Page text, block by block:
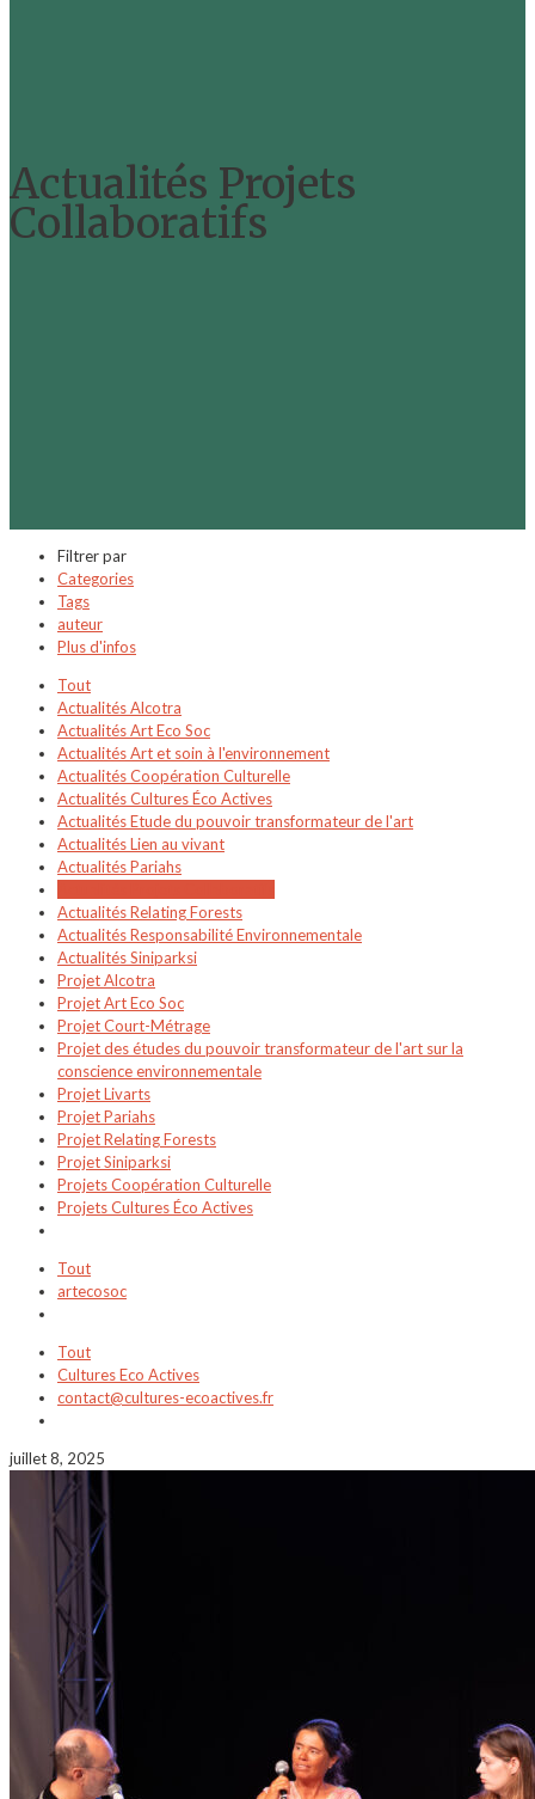
Actualités Projets
Collaboratifs
Filtrer par
Categories
Tags
auteur
Plus d'infos
Tout
Actualités Alcotra
Actualités Art Eco Soc
Actualités Art et soin à l'environnement
Actualités Coopération Culturelle
Actualités Cultures Éco Actives
Actualités Etude du pouvoir transformateur de l'art
Actualités Lien au vivant
Actualités Pariahs
Actualités Relating Forests
Actualités Responsabilité Environnementale
Actualités Siniparksi
Projet Alcotra
Projet Art Eco Soc
Projet Court-Métrage
Projet des études du pouvoir transformateur de l'art sur la
conscience environnementale
Projet Livarts
Projet Pariahs
Projet Relating Forests
Projet Siniparksi
Projets Coopération Culturelle
Projets Cultures Éco Actives
Tout
artecosoc
Tout
Cultures Eco Actives
contact@cultures-ecoactives.fr
juillet 8, 2025